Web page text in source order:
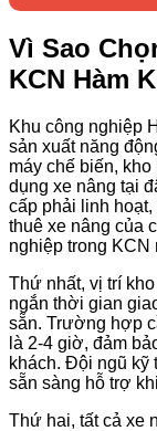
Vì Sao
KCN Hàm
Khu công nghiệp
sản xuất năng
máy chế biến,
dụng xe nâng tại
cấp phải linh
thuê xe nâng của
nghiệp trong
Thứ nhất, vị trí
ngắn thời gian
sẵn. Trường hợp
là 2-4 giờ, đảm
khách. Đội ngũ kỹ
sẵn sàng hỗ trợ
Thứ hai, tất cả xe